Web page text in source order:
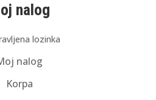
nalog
lozinka
nalog
Korpa